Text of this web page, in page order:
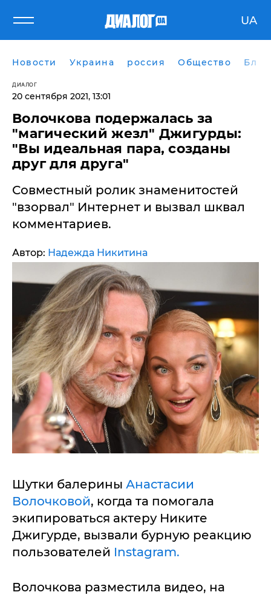
UA
Новости Украина россия Общество
ДИАЛОГ
20 сентября 2021, 13:01
Волочкова подержалась за
"магический жезл" Джигурды:
"Вы идеальная пара, созданы
друг для друга"
Совместный ролик знаменитостей
"взорвал" Интернет и вызвал шквал
комментариев.
Автор: Надежда Никитина
Шутки балерины Анастасии
Волочковой, когда та помогала
экипироваться актеру Никите
Джигурде, вызвали бурную реакцию
пользователей Instagram.
Волочкова разместила видео, на